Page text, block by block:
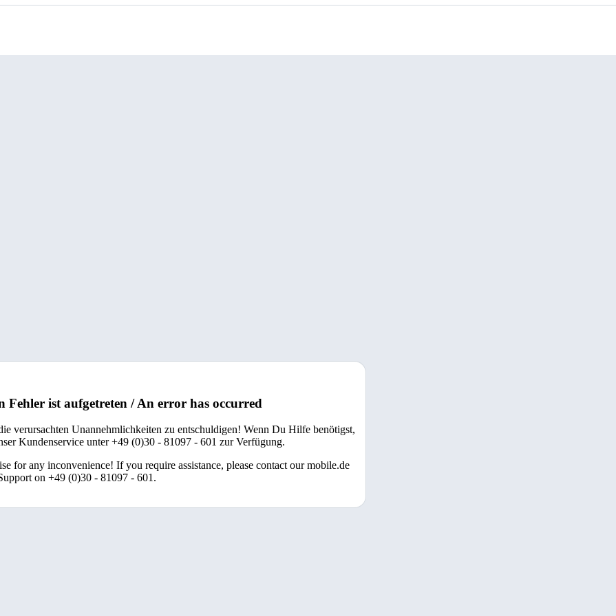
Fehler ist aufgetreten / An error has occurred
verursachten Unannehmlichkeiten zu entschuldigen! Wenn Du Hilfe benötigst,
Kundenservice unter +49 (0)30 - 81097 - 601 zur Verfügung.
for any inconvenience! If you require assistance, please contact our mobile.de
on +49 (0)30 - 81097 - 601.